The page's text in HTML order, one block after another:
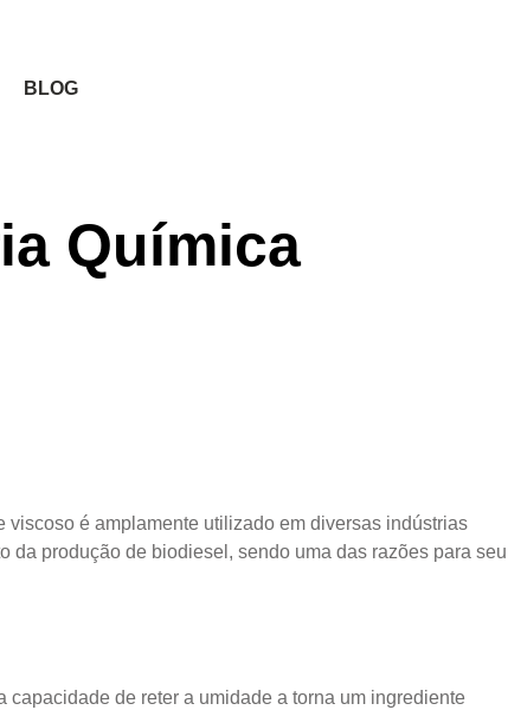
BLOG
Química
é amplamente utilizado em diversas indústrias
produção de biodiesel, sendo uma das razões para seu
de reter a umidade a torna um ingrediente